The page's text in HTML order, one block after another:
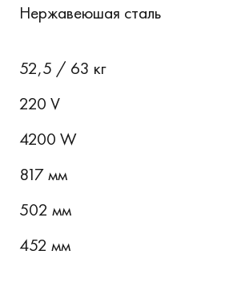
Нержавеюшая сталь
52,5 / 63 кг
220 V
4200 W
817 мм
502 мм
452 мм